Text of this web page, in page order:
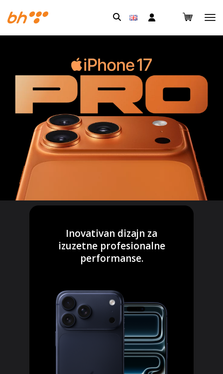
Pretraga:
Inovativan dizajn za
izuzetne profesionalne
performanse.